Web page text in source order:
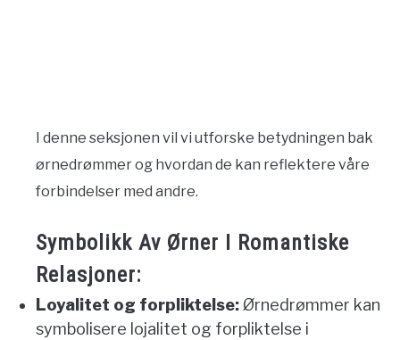
I denne seksjonen vil vi utforske betydningen bak
ørnedrømmer og hvordan de kan reflektere våre
forbindelser med andre.
Symbolikk Av Ørner I Romantiske
Relasjoner:
Loyalitet og forpliktelse:Ørnedrømmer kan
symbolisere lojalitet og forpliktelse i